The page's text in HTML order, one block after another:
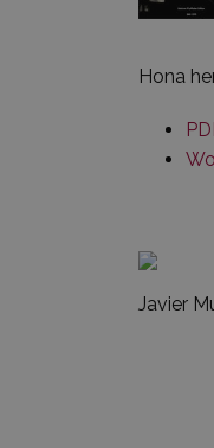
Hona
Javier